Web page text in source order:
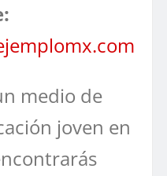
medio de
joven en